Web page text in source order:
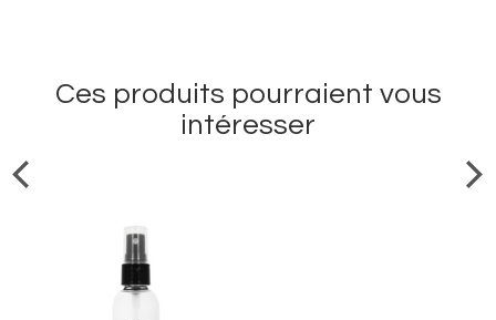
Ces produits pourraient vous
intéresser